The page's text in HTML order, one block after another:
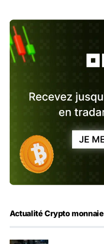
Actualité Crypto monnaie